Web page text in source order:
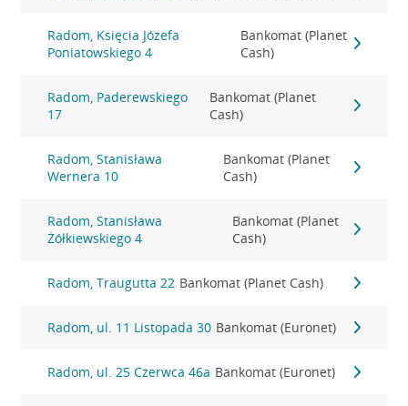
Radom, Księcia Józefa
Poniatowskiego 4
Bankomat (Planet
Cash)
Radom, Paderewskiego
17
Bankomat (Planet
Cash)
Radom, Stanisława
Wernera 10
Bankomat (Planet
Cash)
Radom, Stanisława
Żółkiewskiego 4
Bankomat (Planet
Cash)
Radom, Traugutta 22 Bankomat (Planet Cash)
Radom, ul. 11 Listopada 30 Bankomat (Euronet)
Radom, ul. 25 Czerwca 46a Bankomat (Euronet)